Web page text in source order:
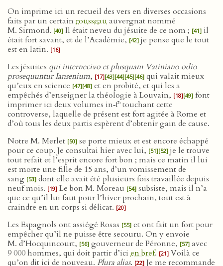
On imprime ici un recueil des vers en diverses occasions
faits par un certain rousseau auvergnat nommé
M. Sirmond. [40] Il était neveu du jésuite de ce nom ; [41] il
était fort savant, et de l’Académie, [42] je pense que le tout
est en latin. [16]
Les jésuites qui internecivo et plusquam Vatiniano odio
prosequuntur Iansenium, [17][43][44][45][46] qui valait mieux
qu’eux en science [47][48] et en probité, et qui les a
empêchés d’enseigner la théologie à Louvain, [18][49] font
imprimer ici deux volumes in‑fo touchant cette
controverse, laquelle de présent est fort agitée à Rome et
d’où tous les deux partis espèrent d’obtenir gain de cause.
Notre M. Merlet [50] se porte mieux et est encore échappé
pour ce coup. Je consultai hier avec lui, [51][52] je le trouve
tout refait et l’esprit encore fort bon ; mais ce matin il lui
est morte une fille de 15 ans, d’un vomissement de
sang [53] dont elle avait été plusieurs fois travaillée depuis
neuf mois. [19] Le bon M. Moreau [54] subsiste, mais il n’a
que ce qu’il lui faut pour l’hiver prochain, tout est à
craindre en un corps si délicat. [20]
Les Espagnols ont assiégé Rosas [55] et ont fait un fort pour
empêcher qu’il ne puisse être secouru. On y envoie
M. d’Hocquincourt, [56] gouverneur de Péronne, [57] avec
9 000 hommes, qui doit partir d’ici en bref. [21] Voilà ce
qu’on dit ici de nouveau. Plura alias. [22] Je me recommande